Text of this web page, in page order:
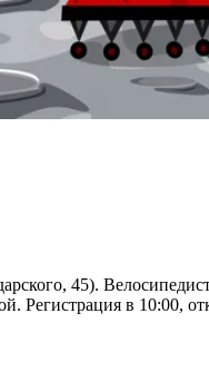
45).
в 10:00,